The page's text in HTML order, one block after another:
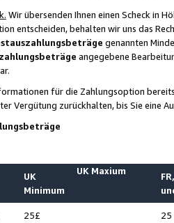
Wir übersenden Ihnen einen Scheck in
entscheiden, behalten wir uns das
genannten
angegebene
für die Zahlungsoption
Vergütung zurückhalten, bis Sie
UK
Minimum
UK Maxium
25£ 25